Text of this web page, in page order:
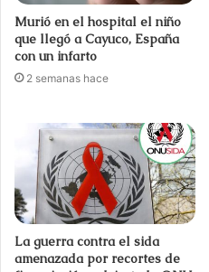
Murió en el hospital el niño
que llegó a Cayuco, España
con un infarto
2 semanas hace
La guerra contra el sida
amenazada por recortes de